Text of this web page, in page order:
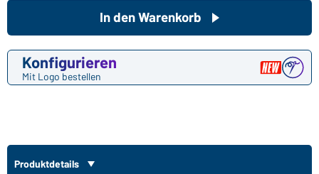
Konfigurieren
Mit Logo bestellen
In den Warenkorb
Produktdetails